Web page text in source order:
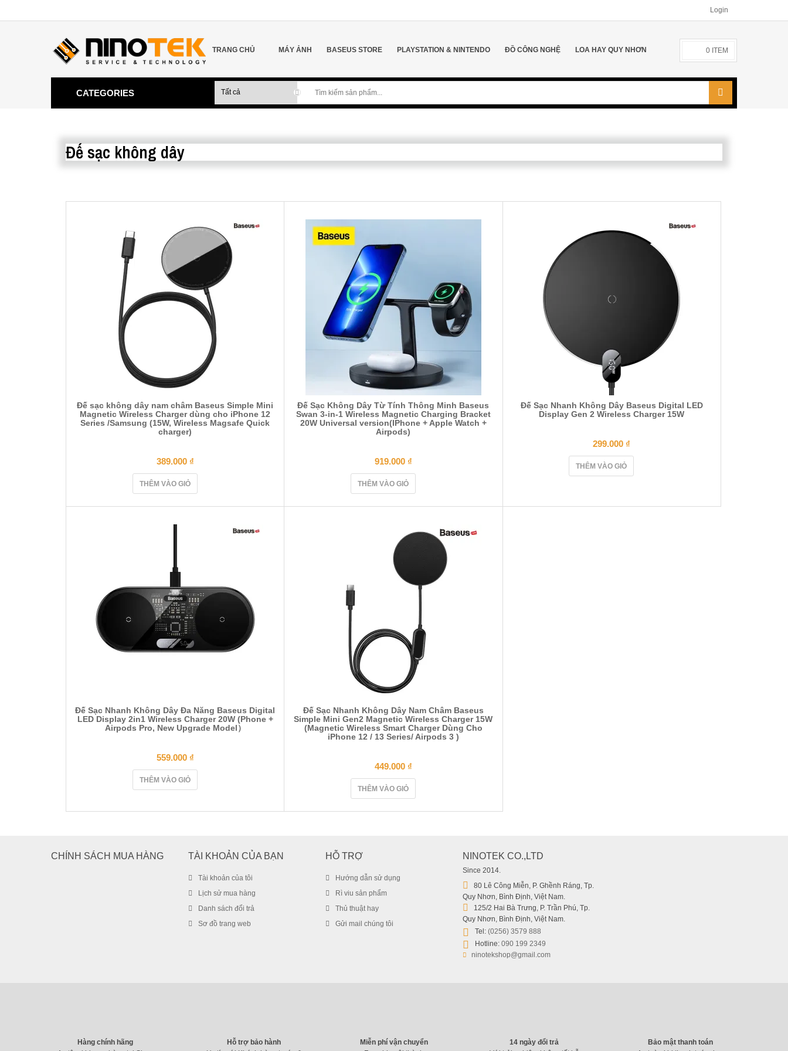
Login
TRANG CHỦ MÁY ẢNH BASEUS STORE PLAYSTATION & NINTENDO ĐỒ CÔNG NGHỆ LOA HAY QUY NHƠN 0 ITEM
CATEGORIES
Đế sạc không dây
Đế sạc không dây nam châm Baseus Simple Mini
Magnetic Wireless Charger dùng cho iPhone 12
Series /Samsung (15W, Wireless Magsafe Quick
charger)
389.000 ₫
THÊM VÀO GIỎ
Đế Sạc Không Dây Từ Tính Thông Minh Baseus
Swan 3-in-1 Wireless Magnetic Charging Bracket
20W Universal version(IPhone + Apple Watch +
Airpods)
919.000 ₫
THÊM VÀO GIỎ
Đế Sạc Nhanh Không Dây Baseus Digital LED
Display Gen 2 Wireless Charger 15W
299.000 ₫
THÊM VÀO GIỎ
Đế Sạc Nhanh Không Dây Đa Năng Baseus Digital
LED Display 2in1 Wireless Charger 20W (Phone +
Airpods Pro, New Upgrade Model）
559.000 ₫
THÊM VÀO GIỎ
Đế Sạc Nhanh Không Dây Nam Châm Baseus
Simple Mini Gen2 Magnetic Wireless Charger 15W
(Magnetic Wireless Smart Charger Dùng Cho
iPhone 12 / 13 Series/ Airpods 3 )
449.000 ₫
THÊM VÀO GIỎ
CHÍNH SÁCH MUA HÀNG TÀI KHOẢN CỦA BẠN
Tài khoản của tôi
Lịch sử mua hàng
Danh sách đổi trả
Sơ đồ trang web
HỖ TRỢ
Hướng dẫn sử dụng
Rì viu sản phẩm
Thủ thuật hay
Gửi mail chúng tôi
NINOTEK CO.,LTD
Since 2014.
80 Lê Công Miễn, P. Ghềnh Ráng, Tp.
Quy Nhơn, Bình Định, Việt Nam.
125/2 Hai Bà Trưng, P. Trần Phú, Tp.
Quy Nhơn, Bình Định, Việt Nam.
Tel: (0256) 3579 888
Hotline: 090 199 2349
ninotekshop@gmail.com
Hàng chính hãng
Hỗ trợ bảo hành
Miễn phí vận chuyển
14 ngày đổi trả
Bảo mật thanh toán